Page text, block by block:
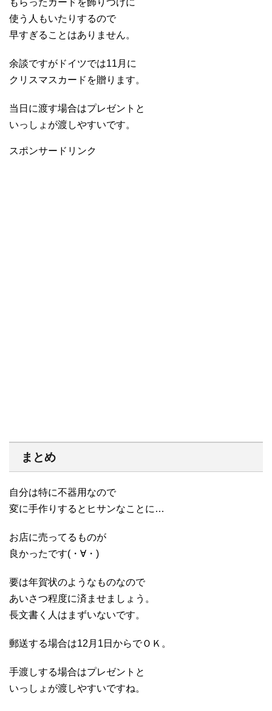
もらったカードを飾りつけに
使う人もいたりするので
早すぎることはありません。
余談ですがドイツでは11月に
クリスマスカードを贈ります。
当日に渡す場合はプレゼントと
いっしょが渡しやすいです。
スポンサードリンク
まとめ
自分は特に不器用なので
変に手作りするとヒサンなことに…
お店に売ってるものが
良かったです(・∀・)
要は年賀状のようなものなので
あいさつ程度に済ませましょう。
長文書く人はまずいないです。
郵送する場合は12月1日からでＯＫ。
手渡しする場合はプレゼントと
いっしょが渡しやすいですね。